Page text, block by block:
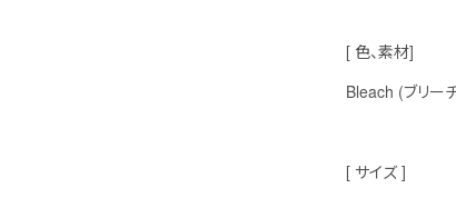
[ 色、素材]
Bleach (ブリー
[ サイズ ]